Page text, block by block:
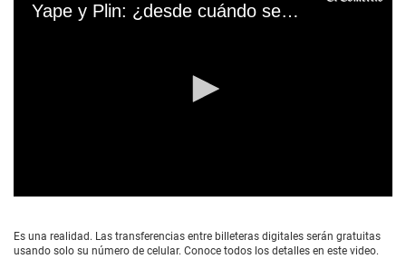
Yape y Plin: ¿desde cuándo se podrán hacer transferencias entre ambas billeteras?
e
c
Es una realidad. Las transferencias entre billeteras digitales serán gratuitas
usando solo su número de celular. Conoce todos los detalles en este video.